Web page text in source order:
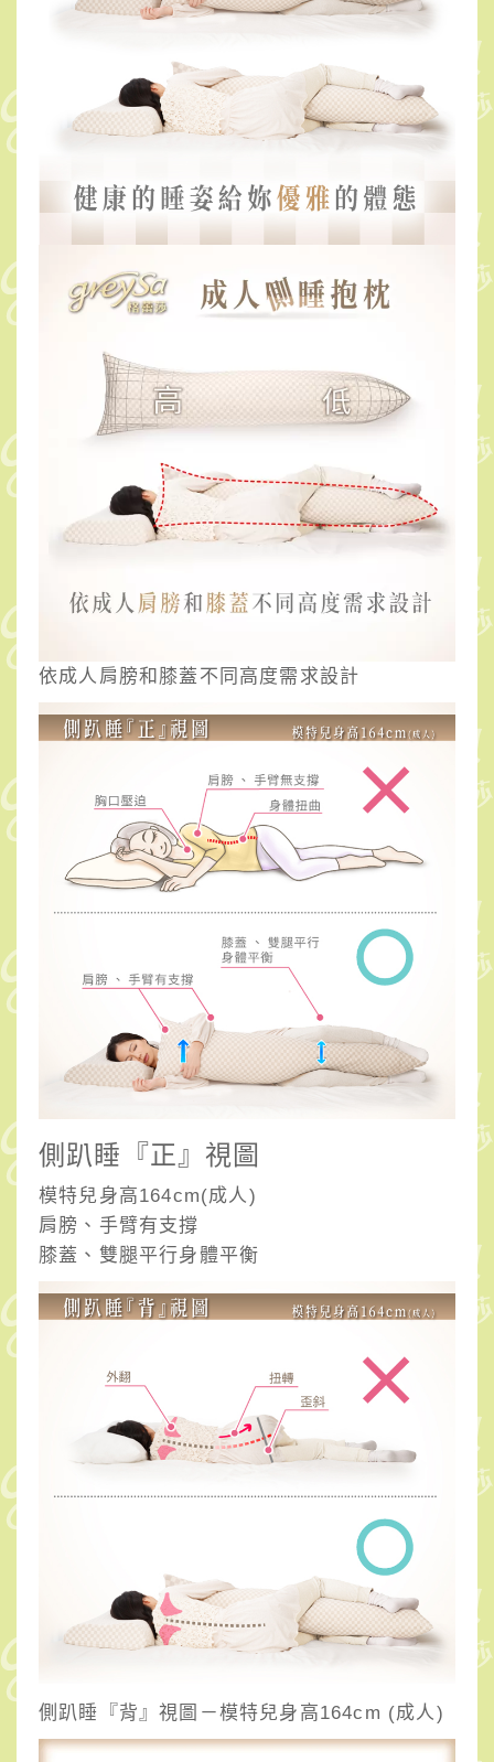
依成人肩膀和膝蓋不同高度需求設計
側趴睡『正』視圖
模特兒身高164cm(成人)
肩膀、手臂有支撐
膝蓋、雙腿平行身體平衡
側趴睡『背』視圖－模特兒身高164cm (成人)